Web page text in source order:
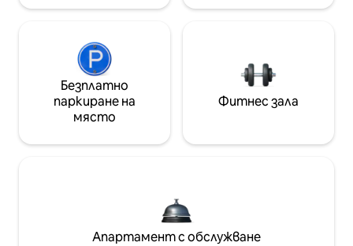
Безплатно
паркиране на
място
Фитнес зала
Апартамент с обслужване